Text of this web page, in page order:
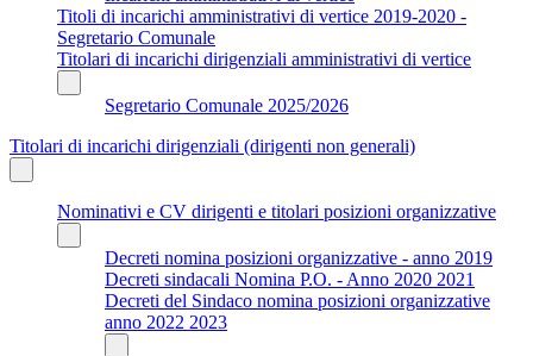
Titoli di incarichi amministrativi di vertice 2019-2020 -
Segretario Comunale
Titolari di incarichi dirigenziali amministrativi di vertice
Segretario Comunale 2025/2026
Titolari di incarichi dirigenziali (dirigenti non generali)
Nominativi e CV dirigenti e titolari posizioni organizzative
Decreti nomina posizioni organizzative - anno 2019
Decreti sindacali Nomina P.O. - Anno 2020 2021
Decreti del Sindaco nomina posizioni organizzative
anno 2022 2023